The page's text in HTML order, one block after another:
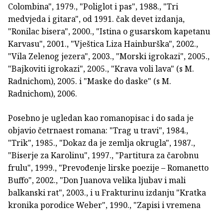
Colombina", 1979., "Poliglot i pas", 1988., "Tri
medvjeda i gitara", od 1991. čak devet izdanja,
"Ronilac bisera", 2000., "Istina o gusarskom kapetanu
Karvasu", 2001., "Vještica Liza Hainburška", 2002.,
"Vila Zelenog jezera", 2003., "Morski igrokazi", 2005.,
"Bajkoviti igrokazi", 2005., "Krava voli lava" (s M.
Radnichom), 2005. i "Maske do daske" (s M.
Radnichom), 2006.
Posebno je ugledan kao romanopisac i do sada je
objavio četrnaest romana: "Trag u travi", 1984.,
"Trik", 1985., "Dokaz da je zemlja okrugla", 1987.,
"Biserje za Karolinu", 1997., "Partitura za čarobnu
frulu", 1999., "Prevođenje lirske poezije – Romanetto
Buffo", 2002., "Don Juanova velika ljubav i mali
balkanski rat", 2003., i u Frakturinu izdanju "Kratka
kronika porodice Weber", 1990., "Zapisi i vremena